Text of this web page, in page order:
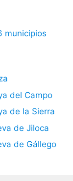
municipios
del Campo
de la Sierra
de Jiloca
de Gállego